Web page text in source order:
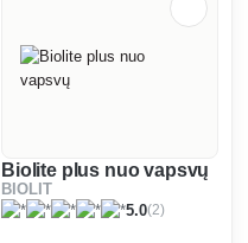
Biolite plus nuo vapsvų
BIOLIT
5.0(2)